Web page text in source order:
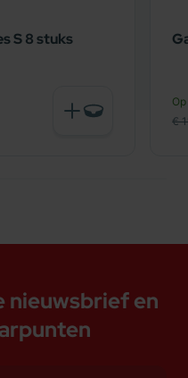
S 8 stuks
€
nieuwsbrief en